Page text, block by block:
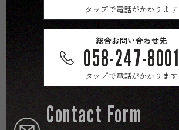
タップで電話がかかります
総合お問い合わせ先
058-247-8001
タップで電話がかかります
Contact Form